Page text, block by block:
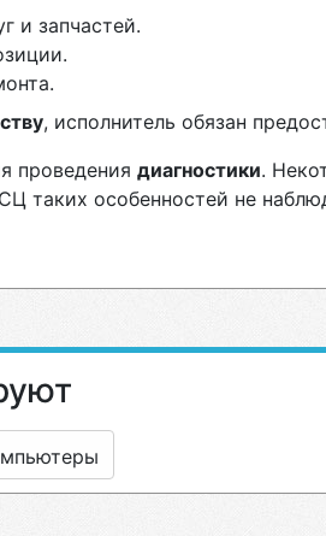
и запчастей.
, исполнитель обязан
проведения диагностики.
таких особенностей не